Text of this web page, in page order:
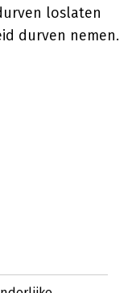
loslaten
durven nemen.